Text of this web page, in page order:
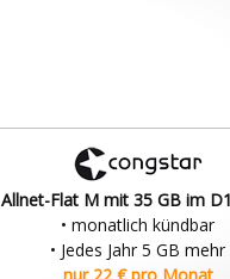
Allnet-Flat M mit 35 GB im
• monatlich kündbar
• Jedes Jahr 5 GB mehr
nur 22 € pro Monat